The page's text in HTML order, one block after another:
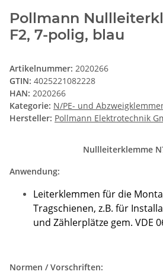
Pollmann
F2, 7-polig, blau
Artikelnummer: 2020266
GTIN: 4025221082228
HAN: 2020266
Kategorie: N/PE- und
Hersteller: Pollmann Elektrotechnik
Nullleiterklemme
Anwendung:
Leiterklemmen für die
Tragschienen, z.B. für
und Zählerplätze gem. VDE
Normen / Vorschriften: